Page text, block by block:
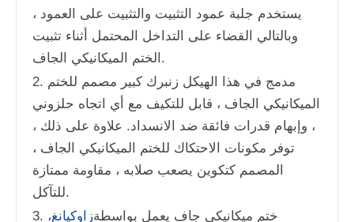
يستخدم جلبة عمود التثبيت والتثبيت على العمود ،
وبالتالي القضاء على التداخل المحتمل أثناء تثبيت
الختم الميكانيكي الجاف.
2. مدمج في هذا الهيكل زنبرك كبير مصمم للختم
الميكانيكي الجاف ، قابل للتكيف مع أي اتجاه حلزوني
، وإبهام قدرات فائقة ضد الانسداد. علاوة على ذلك ،
توفر مكونات الاحتكاك للختم الميكانيكي الجاف ،
المصمم كتكوين يصعب صلابه ، مقاومة ممتازة
للتآكل.
3. ختم ميكانيكي جاف يعمل بواسطةزاوكيانغ،